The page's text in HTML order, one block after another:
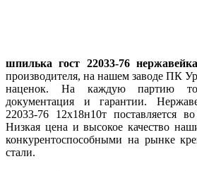
шпилька гост 22033-76 нержавейка
производителя, на нашем заводе ПК
наценок. На каждую партию
документация и гарантии.
22033-76 12х18н10т поставляется
Низкая цена и высокое качество
конкурентоспособными на рынке
стали.